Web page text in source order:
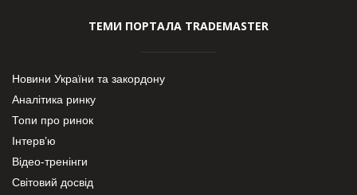
ТЕМИ ПОРТАЛА TRADEMASTER
Новини України та закордону
Аналітика ринку
Топи про ринок
Інтерв’ю
Відео-тренінги
Світовий досвід